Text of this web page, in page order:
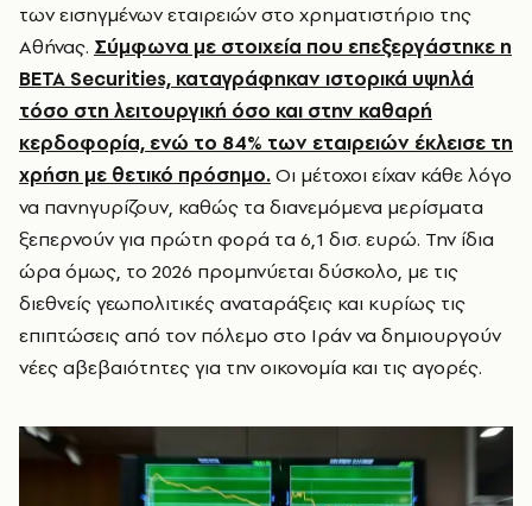
των εισηγμένων εταιρειών στο χρηματιστήριο της
Αθήνας. Σύμφωνα με στοιχεία που επεξεργάστηκε η
BETA Securities, καταγράφηκαν ιστορικά υψηλά
τόσο στη λειτουργική όσο και στην καθαρή
κερδοφορία, ενώ το 84% των εταιρειών έκλεισε τη
χρήση με θετικό πρόσημο.Οι μέτοχοι είχαν κάθε λόγο
να πανηγυρίζουν, καθώς τα διανεμόμενα μερίσματα
ξεπερνούν για πρώτη φορά τα 6,1 δισ. ευρώ. Την ίδια
ώρα όμως, το 2026 προμηνύεται δύσκολο, με τις
διεθνείς γεωπολιτικές αναταράξεις και κυρίως τις
επιπτώσεις από τον πόλεμο στο Ιράν να δημιουργούν
νέες αβεβαιότητες για την οικονομία και τις αγορές.